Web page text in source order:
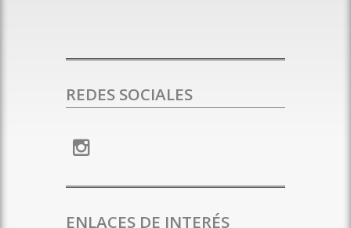
REDES SOCIALES
ENLACES DE INTERÉS